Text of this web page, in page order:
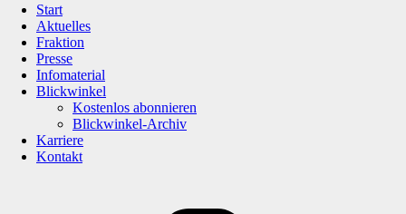
Start
Aktuelles
Fraktion
Presse
Infomaterial
Blickwinkel
Kostenlos abonnieren
Blickwinkel-Archiv
Karriere
Kontakt